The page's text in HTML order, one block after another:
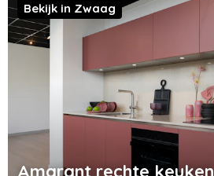
Amarant rechte keuken
Bekijk in Zwaag